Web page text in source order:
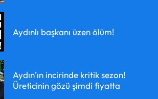
Aydınlı başkanı üzen ölüm!
Aydın’ın incirinde kritik sezon!
Üreticinin gözü şimdi fiyatta